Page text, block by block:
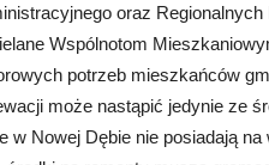
oraz
Wspólnotom
potrzeb mieszkańców
może nastąpić jedynie ze
Nowej Dębie nie posiadają na